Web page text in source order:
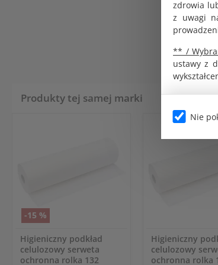
zdrowia
z uwagi
** /
ustawy z
Nie
Produkty tej samej marki
-15 %
Higieniczny podkład
celulozowy serweta
ochronna rolka 132
Higieniczny
celulozowy
ochronna rolka